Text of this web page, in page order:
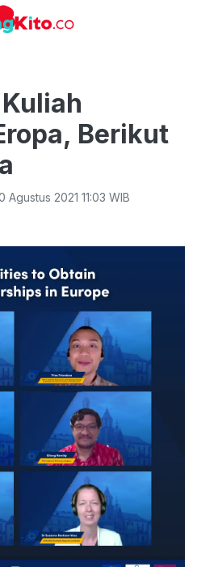
Berikut
Agustus 2021 11:03 WIB